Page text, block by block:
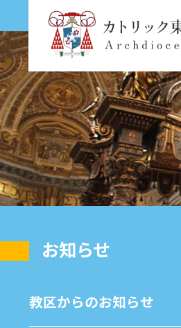
お知らせ
教区からのお知らせ